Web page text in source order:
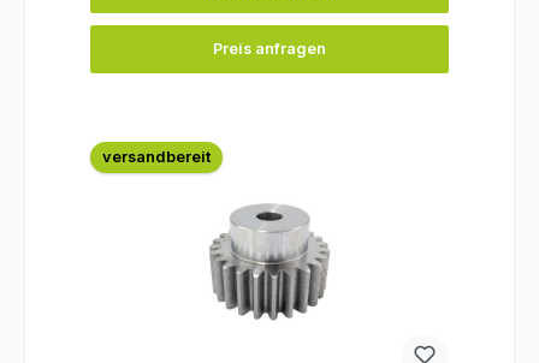
Preis anfragen
versandbereit